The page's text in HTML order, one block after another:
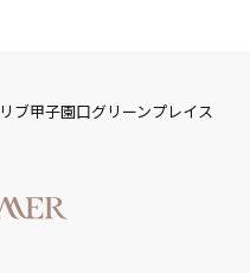
リブ甲子園口グリーンプレイス